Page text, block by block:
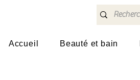
Accueil Beauté et bain